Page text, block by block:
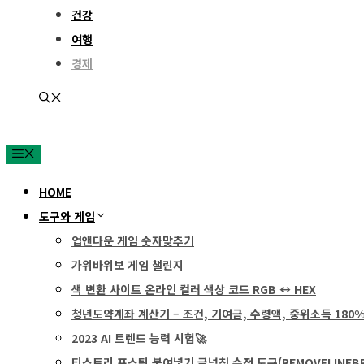
건강
여행
경제
HOME
도구와 게임
업앤다운 게임 숫자맞추기
가위바위보 게임 챌린지
색 변환 사이트 온라인 컬러 색상 코드 RGB ↔ HEX
청년도약계좌 계산기 – 조건, 기여금, 수령액, 중위소득 180%
2023 AI 트렌드 능력 시험🚀